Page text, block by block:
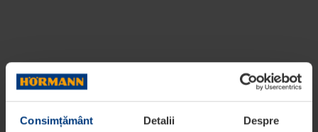
Consimțământ Detalii Despre